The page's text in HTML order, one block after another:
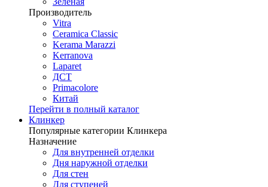
Производитель
Vitra
Ceramica Classic
Kerama Marazzi
Kerranova
Laparet
ДСТ
Primacolore
Китай
Перейти в полный каталог
Клинкер
Популярные категории Клинкера
Назначение
Для внутренней отделки
Дня наружной отделки
Для стен
Для ступеней